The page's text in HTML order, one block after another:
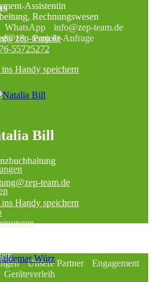
WhatsApp
info@zep-team.de
18 Projekt-Anfrage
Unsere Partner
Engagement
Geräteverleih
Assistentin
Rechnungswesen
team.de
55725272
Bill
team.de